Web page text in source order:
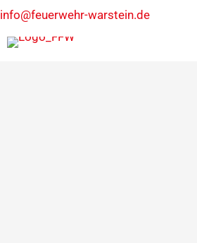
info@feuerwehr-warstein.de